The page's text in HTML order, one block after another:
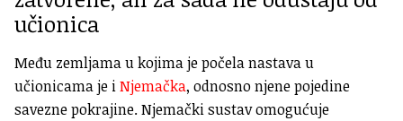
učionica
Među zemljama u kojima je počela nastava u
učionicama je iNjemačka, odnosno njene pojedine
savezne pokrajine. Njemački sustav omogućuje